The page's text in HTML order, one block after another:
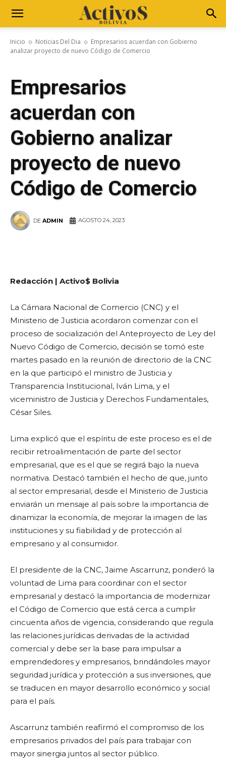
Inicio Noticias Del Dia
Empresarios acuerdan con Gobierno
analizar proyecto de nuevo Código de Comercio
Empresarios
acuerdan con
Gobierno analizar
proyecto de nuevo
Código de Comercio
DE ADMIN AGOSTO 24, 2023
Redacción | Activo$ Bolivia
La Cámara Nacional de Comercio (CNC) y el
Ministerio de Justicia acordaron comenzar con el
proceso de socialización del Anteproyecto de Ley del
Nuevo Código de Comercio, decisión se tomó este
martes pasado en la reunión de directorio de la CNC
en la que participó el ministro de Justicia y
Transparencia Institucional, Iván Lima, y el
viceministro de Justicia y Derechos Fundamentales,
César Siles.
Lima explicó que el espíritu de este proceso es el de
recibir retroalimentación de parte del sector
empresarial, que es el que se regirá bajo la nueva
normativa. Destacó también el hecho de que, junto
al sector empresarial, desde el Ministerio de Justicia
enviarán un mensaje al país sobre la importancia de
dinamizar la economía, de mejorar la imagen de las
instituciones y su fiabilidad y de protección al
empresario y al consumidor.
El presidente de la CNC, Jaime Ascarrunz, ponderó la
voluntad de Lima para coordinar con el sector
empresarial y destacó la importancia de modernizar
el Código de Comercio que está cerca a cumplir
cincuenta años de vigencia, considerando que regula
las relaciones jurídicas derivadas de la actividad
comercial y debe ser la base para impulsar a
emprendedores y empresarios, brindándoles mayor
seguridad jurídica y protección a sus inversiones, que
se traducen en mayor desarrollo económico y social
para el país.
Ascarrunz también reafirmó el compromiso de los
empresarios privados del país para trabajar con
mayor sinergia juntos al sector público.